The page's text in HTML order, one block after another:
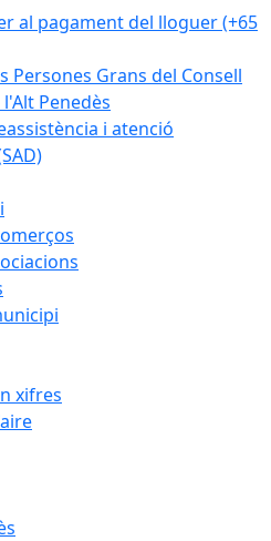
al pagament del lloguer (+65
Persones Grans del Consell
Penedès
i atenció
xifres